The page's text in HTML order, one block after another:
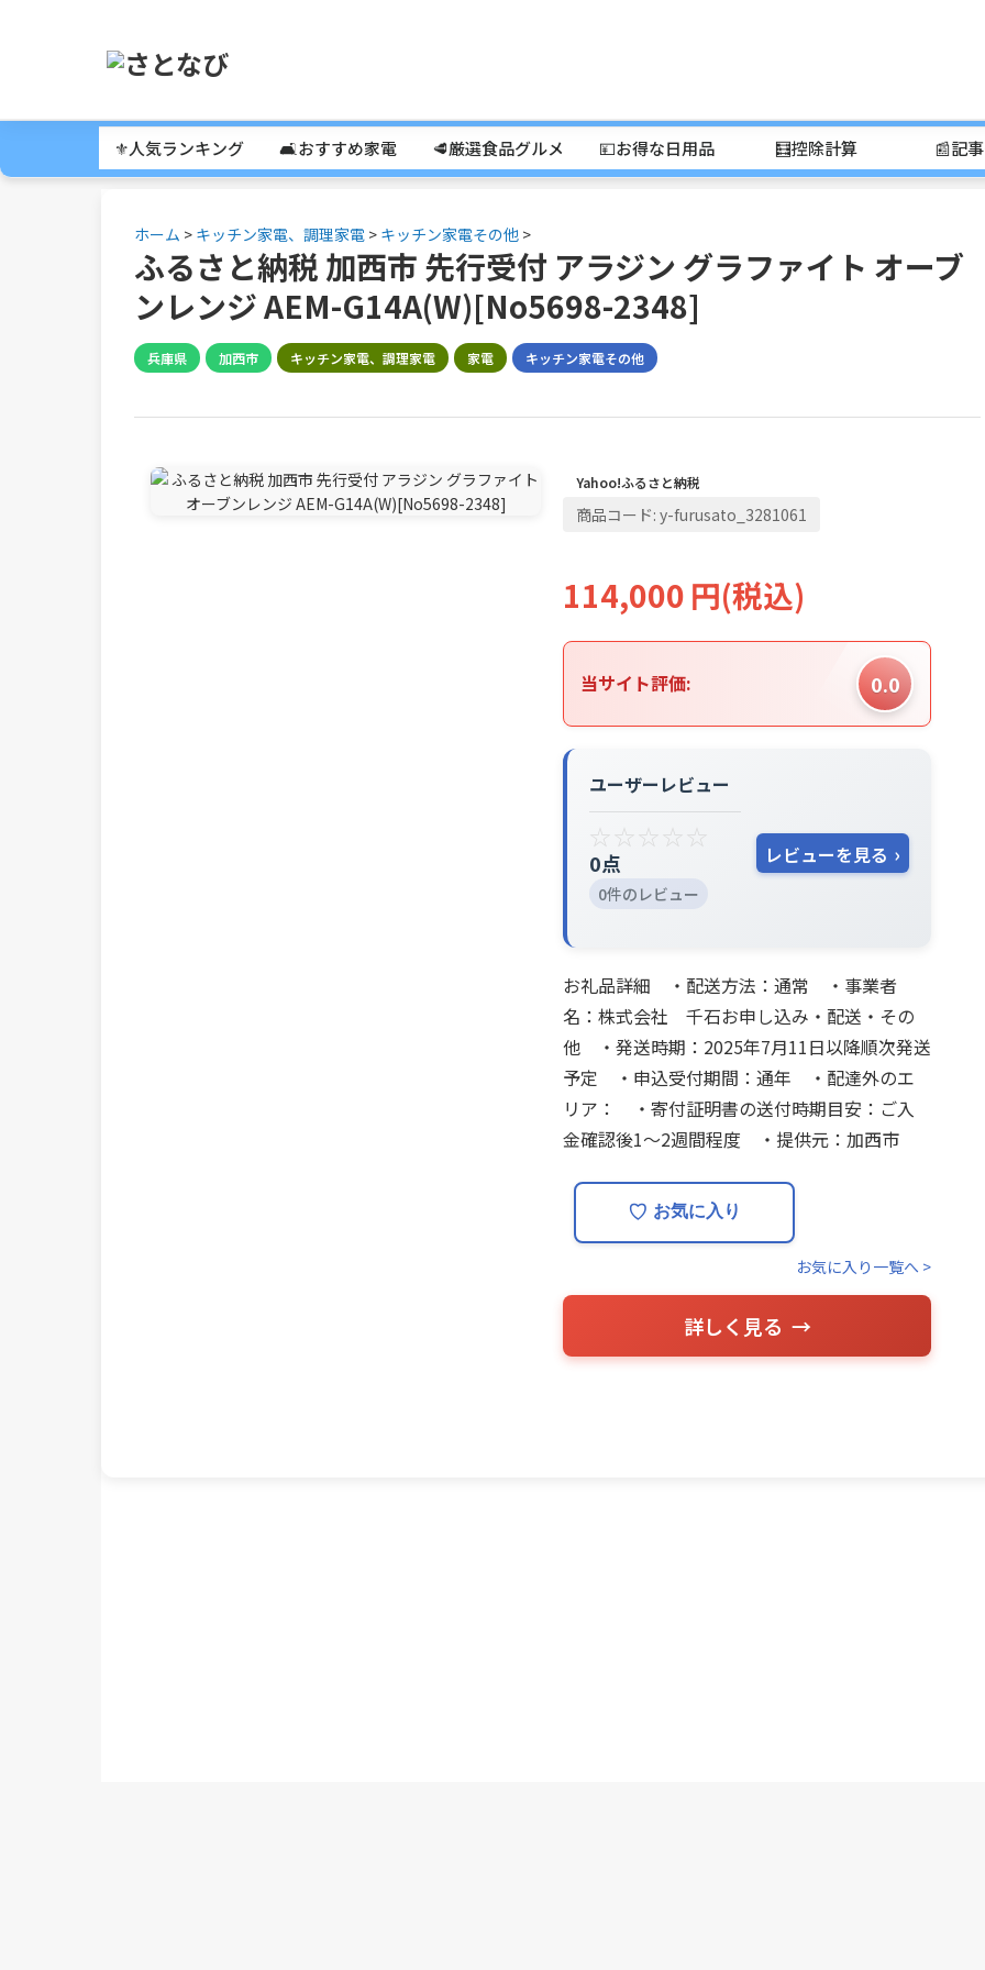
⚜️人気ランキング 🛋️おすすめ家電 🥩厳選食品グルメ 💴お得な日用品 🧮控除計算 📰記
ホーム > キッチン家電、調理家電 > キッチン家電その他 >
ふるさと納税 加西市 先行受付 アラジン グラファイト オーブ
ンレンジ AEM-G14A(W)[No5698-2348]
兵庫県 加西市 キッチン家電、調理家電 家電 キッチン家電その他
Yahoo!ふるさと納税
商品コード: y-furusato_3281061
114,000 円(税込)
当サイト評価: 0.0
ユーザーレビュー
☆ ☆ ☆ ☆ ☆
0点
0件のレビュー
レビューを見る
お礼品詳細 ・配送方法：通常 ・事業者
名：株式会社 千石お申し込み・配送・その
他 ・発送時期：2025年7月11日以降順次発送
予定 ・申込受付期間：通年 ・配達外のエ
リア： ・寄付証明書の送付時期目安：ご入
金確認後1〜2週間程度 ・提供元：加西市
♡ お気に入り
お気に入り一覧へ >
詳しく見る